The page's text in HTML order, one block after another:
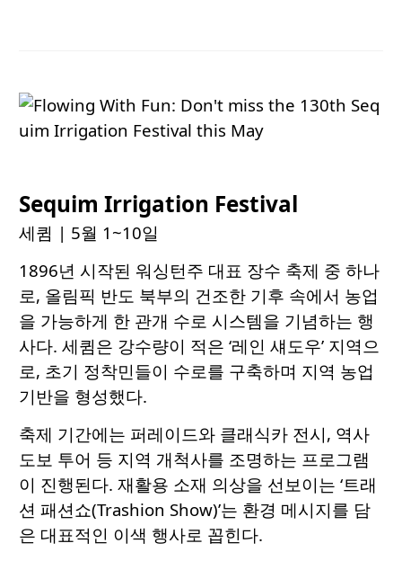
Sequim Irrigation Festival
세큄 | 5월 1~10일
1896년 시작된 워싱턴주 대표 장수 축제 중 하나
로, 올림픽 반도 북부의 건조한 기후 속에서 농업
을 가능하게 한 관개 수로 시스템을 기념하는 행
사다. 세큄은 강수량이 적은 ‘레인 섀도우’ 지역으
로, 초기 정착민들이 수로를 구축하며 지역 농업
기반을 형성했다.
축제 기간에는 퍼레이드와 클래식카 전시, 역사
도보 투어 등 지역 개척사를 조명하는 프로그램
이 진행된다. 재활용 소재 의상을 선보이는 ‘트래
션 패션쇼(Trashion Show)’는 환경 메시지를 담
은 대표적인 이색 행사로 꼽힌다.